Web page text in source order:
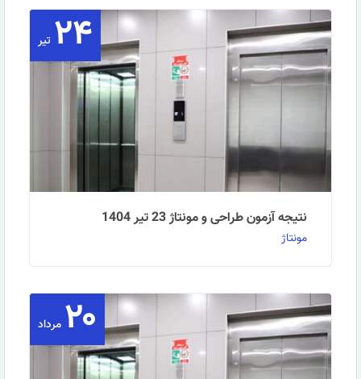
۲۴ تیر
نتیجه آزمون طراحی و مونتاژ 23 تیر 1404
مونتاژ
داشتن مدرک مرتبط جهت اخذ گواهینامه مدیر طراحی و
مونتاژ الزامیست. حداقل نمره قبولی 30 می باشد. نتیجه …
ادامه مطلب
۲۰ مرداد